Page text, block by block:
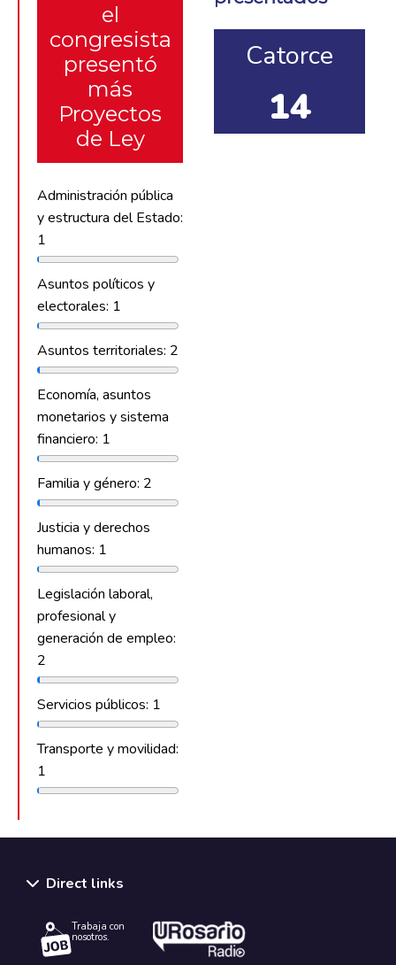
el
congresista
presentó
más
Proyectos
de Ley
Administración pública
y estructura del Estado:
1
Asuntos políticos y
electorales: 1
Asuntos territoriales: 2
Economía, asuntos
monetarios y sistema
financiero: 1
Familia y género: 2
Justicia y derechos
humanos: 1
Legislación laboral,
profesional y
generación de empleo:
2
Servicios públicos: 1
Transporte y movilidad:
1
Catorce
14
Direct links
Trabaja con
nosotros.